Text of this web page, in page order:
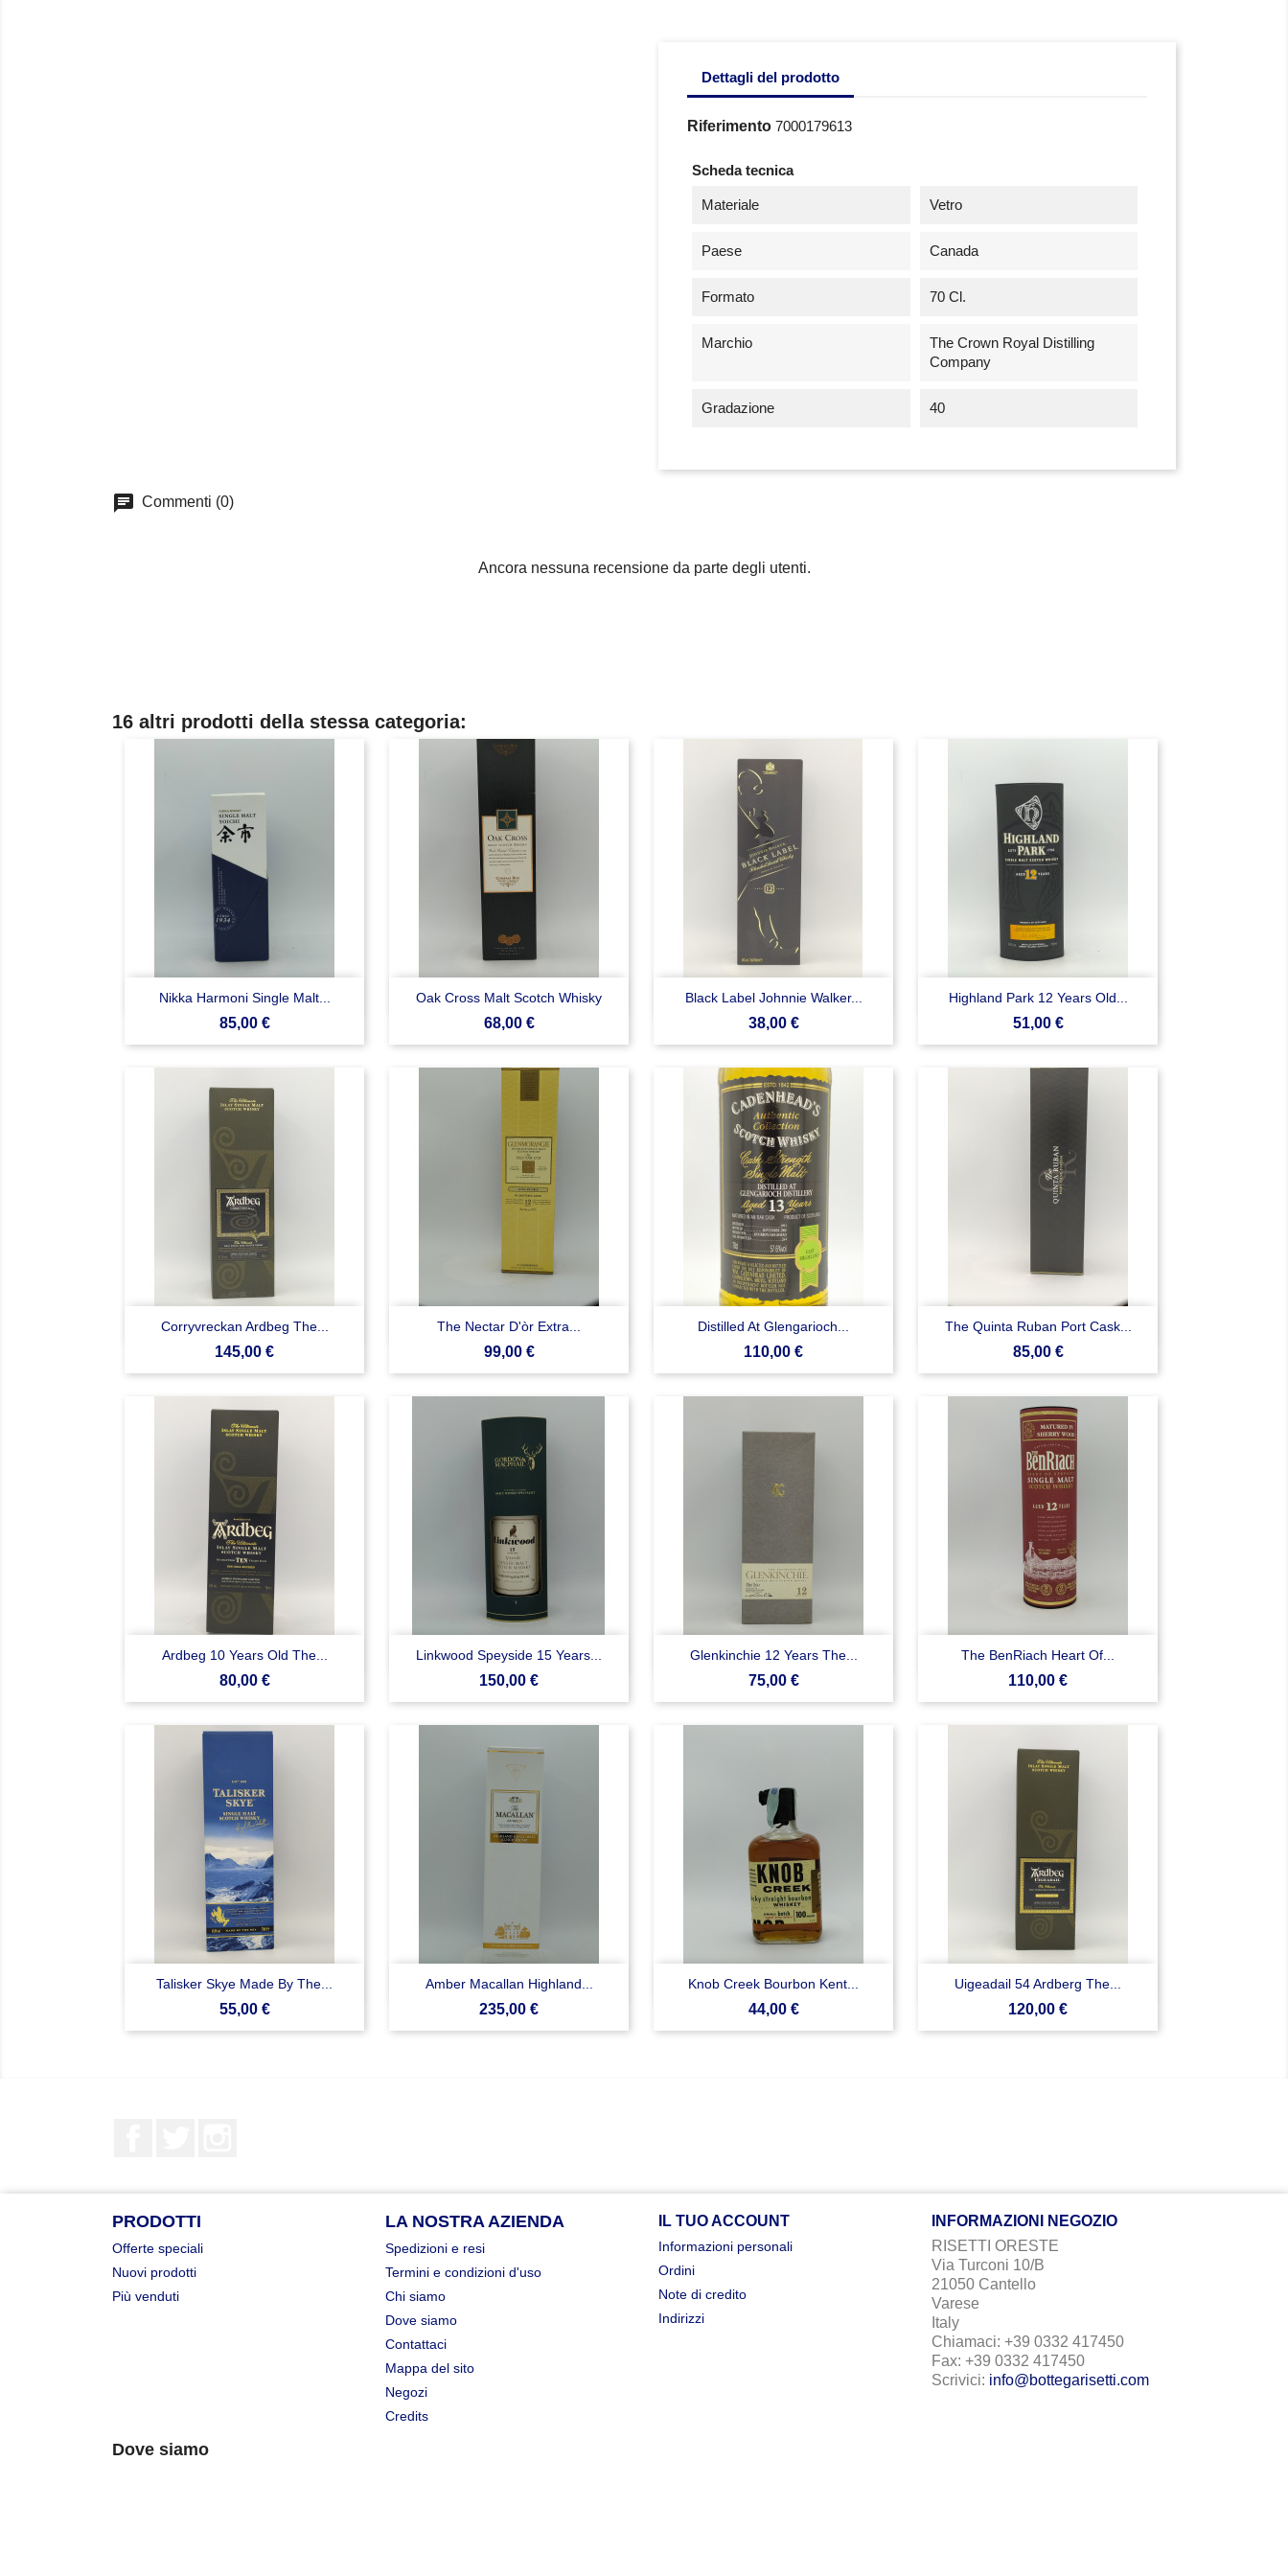
Dettagli del prodotto
Riferimento 7000179613
Scheda tecnica
Materiale Vetro
Paese Canada
Formato 70 Cl.
Marchio
The Crown Royal Distilling
Company
Gradazione 40
chat Commenti (0)
Ancora nessuna recensione da parte degli utenti.
16 altri prodotti della stessa categoria:
Nikka Harmoni Single Malt...
Prezzo
85,00 €
Anteprima Oak Cross Malt Scotch Whisky
Prezzo
68,00 €
 Anteprima Black Label Johnnie Walker...
Prezzo
38,00 €
Anteprima Highland Park 12 Years Old...
Prezzo
51,00 €
Anteprima
Corryvreckan Ardbeg The...
Prezzo
145,00 €
Anteprima The Nectar D'òr Extra...
Prezzo
99,00 €
Anteprima Distilled At Glengarioch...
Prezzo
110,00 €
Anteprima The Quinta Ruban Port Cask...
Prezzo
85,00 €
 Anteprima
Ardbeg 10 Years Old The...
Prezzo
80,00 €
Anteprima Linkwood Speyside 15 Years...
Prezzo
150,00 €
Anteprima Glenkinchie 12 Years The...
Prezzo
75,00 €
Anteprima The BenRiach Heart Of...
Prezzo
110,00 €
Anteprima
Talisker Skye Made By The...
Prezzo
55,00 €
Anteprima Amber Macallan Highland...
Prezzo
235,00 €
Anteprima Knob Creek Bourbon Kent...
Prezzo
44,00 €
Anteprima Uigeadail 54 Ardberg The...
Prezzo
120,00 €
 Anteprima
PRODOTTI
Offerte speciali
Nuovi prodotti
Più venduti
LA NOSTRA AZIENDA
Spedizioni e resi
Termini e condizioni d'uso
Chi siamo
Dove siamo
Contattaci
Mappa del sito
Negozi
Credits
IL TUO ACCOUNT
Informazioni personali
Ordini
Note di credito
Indirizzi
INFORMAZIONI NEGOZIO
RISETTI ORESTE
Via Turconi 10/B
21050 Cantello
Varese
Italy
Chiamaci: +39 0332 417450
Fax: +39 0332 417450
Scrivici: info@bottegarisetti.com
Dove siamo